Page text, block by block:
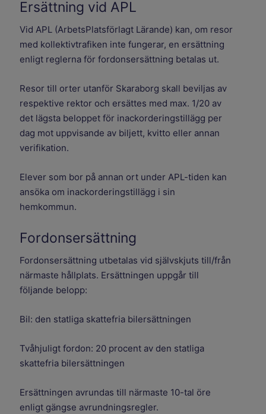
Ersättning vid APL
Vid APL (ArbetsPlatsförlagt Lärande) kan, om resor
med kollektivtrafiken inte fungerar, en ersättning
enligt reglerna för fordonsersättning betalas ut.
Resor till orter utanför Skaraborg skall beviljas av
respektive rektor och ersättes med max. 1/20 av
det lägsta beloppet för inackorderingstillägg per
dag mot uppvisande av biljett, kvitto eller annan
verifikation.
Elever som bor på annan ort under APL-tiden kan
ansöka om inackorderingstillägg i sin
hemkommun.
Fordonsersättning
Fordonsersättning utbetalas vid självskjuts till/från
närmaste hållplats. Ersättningen uppgår till
följande belopp:
Bil: den statliga skattefria bilersättningen
Tvåhjuligt fordon: 20 procent av den statliga
skattefria bilersättningen
Ersättningen avrundas till närmaste 10-tal öre
enligt gängse avrundningsregler.